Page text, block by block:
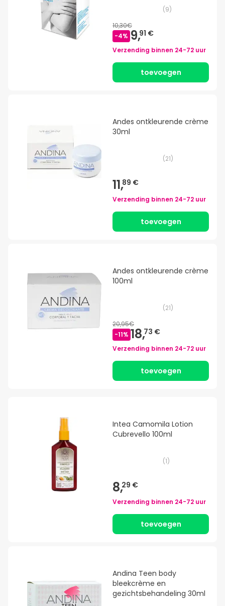
(9)
10,30€
-4% 9,91 €
Verzending binnen 24-72 uur
toevoegen
Andes ontkleurende crème
30ml
(21)
11,89 €
Verzending binnen 24-72 uur
toevoegen
Andes ontkleurende crème
100ml
(21)
20,95€
-11% 18,73 €
Verzending binnen 24-72 uur
toevoegen
Intea Camomila Lotion
Cubrevello 100ml
(1)
8,29 €
Verzending binnen 24-72 uur
toevoegen
Andina Teen body
bleekcrème en
gezichtsbehandeling 30ml